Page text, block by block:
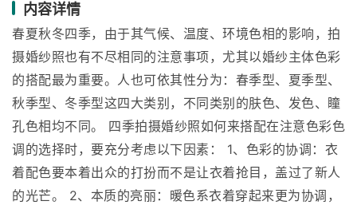
内容详情
春夏秋冬四季，由于其气候、温度、环境色相的影响，拍
摄婚纱照也有不尽相同的注意事项，尤其以婚纱主体色彩
的搭配最为重要。人也可依其性分为：春季型、夏季型、
秋季型、冬季型这四大类别，不同类别的肤色、发色、瞳
孔色相均不同。 四季拍摄婚纱照如何来搭配在注意色彩色
调的选择时，要充分考虑以下因素： 1、色彩的协调：衣
着配色要本着出众的打扮而不是让衣着抢目，盖过了新人
的光芒。 2、本质的亮丽：暖色系衣着穿起来更为协调，